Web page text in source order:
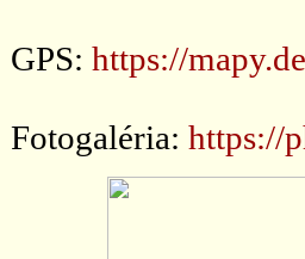
GPS: https://
Fotogaléria: https://